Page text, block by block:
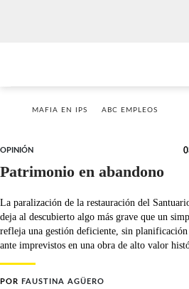
MAFIA EN IPS ABC EMPLEOS
OPINIÓN
Patrimonio en abandono
La paralización de la restauración del
deja al descubierto algo más grave que un
refleja una gestión deficiente, sin planificación
ante imprevistos en una obra de alto valor
POR FAUSTINA AGÜERO